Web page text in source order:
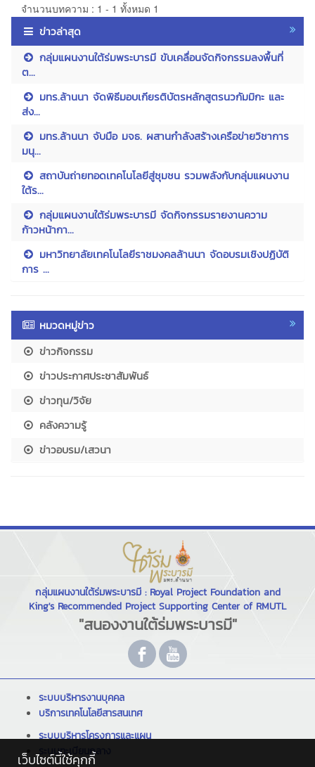
จำนวนบทความ : 1 - 1 ทั้งหมด 1
ข่าวล่าสุด
กลุ่มแผนงานใต้ร่มพระบารมี ขับเคลื่อนจัดกิจกรรมลงพื้นที่
ต...
มทร.ล้านนา จัดพิธีมอบเกียรติบัตรหลักสูตรนวกัมมิกะ และ
ส่ง...
มทร.ล้านนา จับมือ มจธ. ผสานกำลังสร้างเครือข่ายวิชาการ
มนุ...
สถาบันถ่ายทอดเทคโนโลยีสู่ชุมชน รวมพลังกับกลุ่มแผนงาน
ใต้ร...
กลุ่มแผนงานใต้ร่มพระบารมี จัดกิจกรรมรายงานความ
ก้าวหน้ากา...
มหาวิทยาลัยเทคโนโลยีราชมงคลล้านนา จัดอบรมเชิงปฏิบัติ
การ ...
หมวดหมู่ข่าว
ข่าวกิจกรรม
ข่าวประกาศประชาสัมพันธ์
ข่าวทุน/วิจัย
คลังความรู้
ข่าวอบรม/เสวนา
กลุ่มแผนงานใต้ร่มพระบารมี : Royal Project Foundation and
King's Recommended Project Supporting Center of RMUTL
"สนองงานใต้ร่มพระบารมี"
ระบบบริหารงานบุคคล
บริการเทคโนโลยีสารสนเทศ
ระบบบริหารโครงการและแผน
ระบบทะเบียนกลาง
เว็บไซต์นี้ใช้คุกกี้